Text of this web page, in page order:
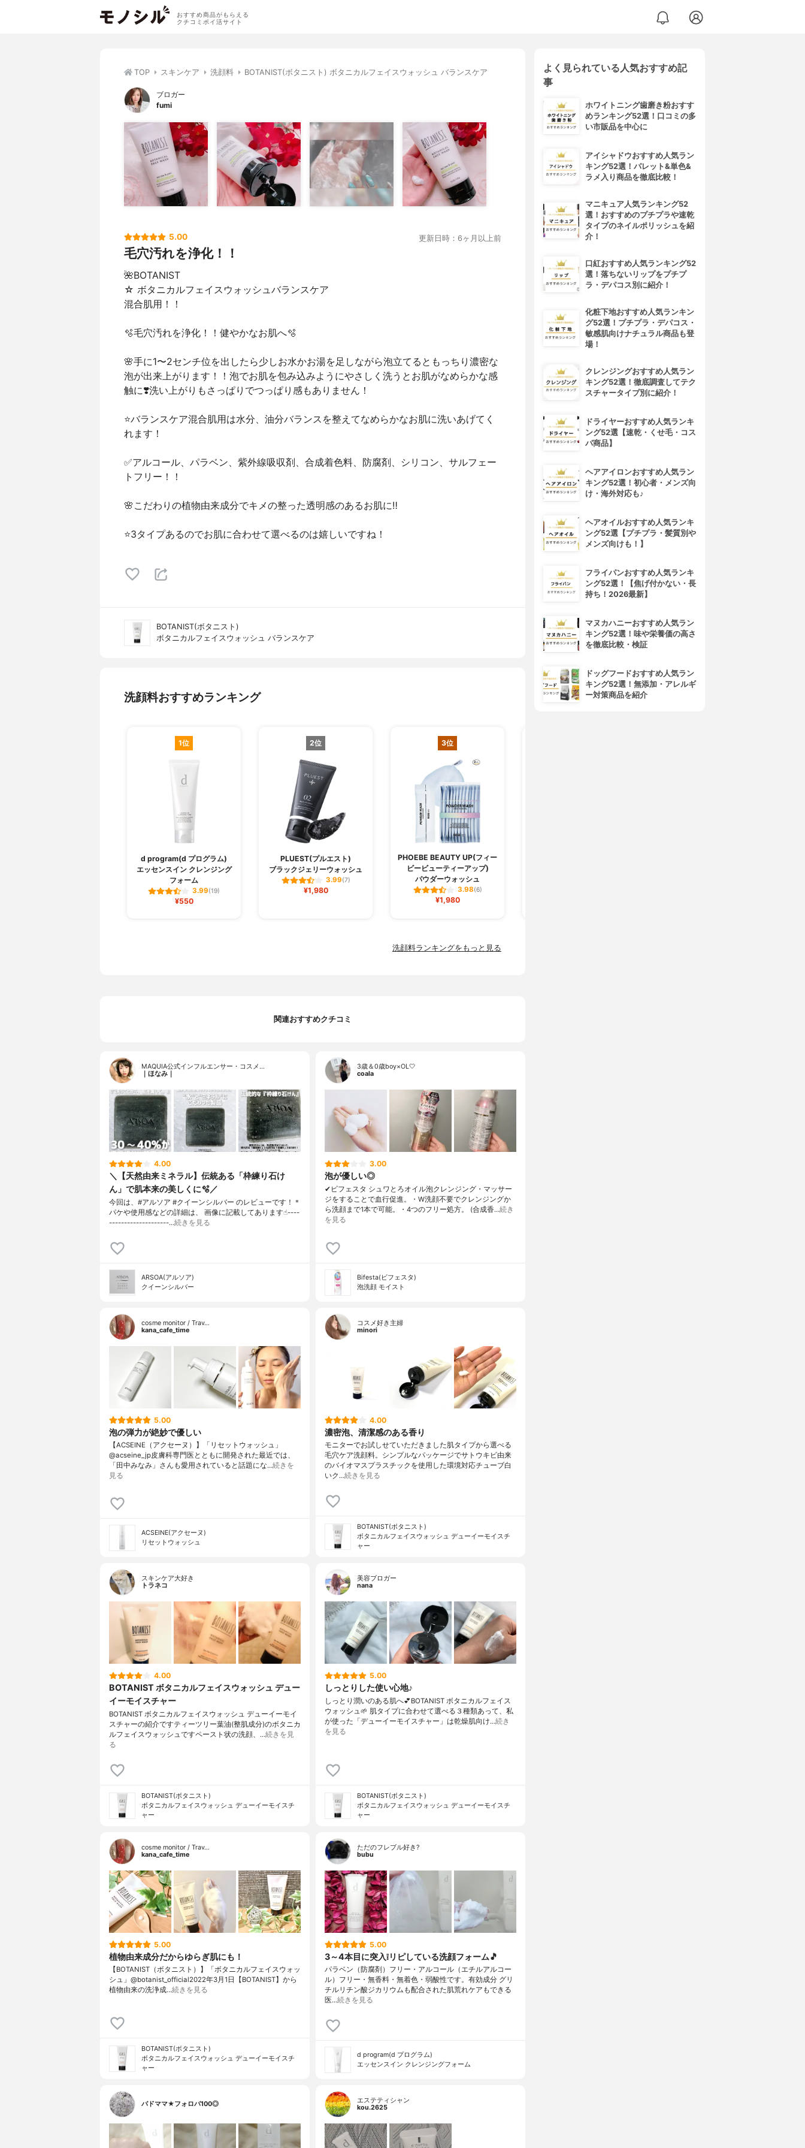
おすすめ商品がもらえる
クチコミポイ活サイト
TOP スキンケア 洗顔料 BOTANIST(ボタニスト) ボタニカルフェイスウォッシュ バランスケア
ブロガー
fumi
5.00 更新日時：6ヶ月以上前
毛穴汚れを浄化！！
🌺BOTANIST
☆ ボタニカルフェイスウォッシュバランスケア
混合肌用！！
🫧毛穴汚れを浄化！！健やかなお肌へ🫧
🌸手に1〜2センチ位を出したら少しお水かお湯を足しながら泡立てるともっちり濃密な
泡が出来上がります！！泡でお肌を包み込みようにやさしく洗うとお肌がなめらかな感
触に❣️洗い上がりもさっぱりでつっぱり感もありません！
⭐️バランスケア混合肌用は水分、油分バランスを整えてなめらかなお肌に洗いあげてく
れます！
✅アルコール、パラベン、紫外線吸収剤、合成着色料、防腐剤、シリコン、サルフェー
トフリー！！
🌸こだわりの植物由来成分でキメの整った透明感のあるお肌に‼️
⭐️3タイプあるのでお肌に合わせて選べるのは嬉しいですね！
BOTANIST(ボタニスト)
ボタニカルフェイスウォッシュ バランスケア
洗顔料おすすめランキング
1位
d program(d プログラム)
エッセンスイン クレンジング
フォーム
3.99(19)
¥550
2位
PLUEST(プルエスト)
ブラックジェリーウォッシュ
3.99(7)
¥1,980
3位
PHOEBE BEAUTY UP(フィー
ビービューティーアップ)
パウダーウォッシュ
3.98(6)
¥1,980
洗顔料ランキングをもっと見る
関連おすすめクチコミ
MAQUIA公式インフルエンサー・コスメ…
｜ほなみ｜
4.00
＼【天然由来ミネラル】伝統ある「枠練り石け
ん」で肌本来の美しくに🫧／
今回は、#アルソア #クイーンシルバー のレビューです！＊
パケや使用感などの詳細は、 画像に記載してあります☝︎----
--------------------…続きを見る
ARSOA(アルソア)
クイーンシルバー
3歳＆0歳boy×OL🤍
coala
3.00
泡が優しい◎
✔︎ビフェスタ シュワとろオイル泡クレンジング・マッサー
ジをすることで血行促進。・W洗顔不要でクレンジングか
ら洗顔まで1本で可能。・4つのフリー処方。 (合成香…続き
を見る
Bifesta(ビフェスタ)
泡洗顔 モイスト
cosme monitor / Trav…
kana_cafe_time
5.00
泡の弾力が絶妙で優しい
【ACSEINE（アクセーヌ）】「リセットウォッシュ」
@acseine_jp皮膚科専門医とともに開発された最近では、
「田中みなみ」さんも愛用されていると話題にな…続きを
見る
ACSEINE(アクセーヌ)
リセットウォッシュ
コスメ好き主婦
minori
4.00
濃密泡、清潔感のある香り
モニターでお試しせていただきました肌タイプから選べる
毛穴ケア洗顔料。シンプルなパッケージでサトウキビ由来
のバイオマスプラスチックを使用した環境対応チューブ白
いク…続きを見る
BOTANIST(ボタニスト)
ボタニカルフェイスウォッシュ デューイーモイスチ
ャー
スキンケア大好き
トラネコ
4.00
BOTANIST ボタニカルフェイスウォッシュ デュー
イーモイスチャー
BOTANIST ボタニカルフェイスウォッシュ デューイーモイ
スチャーの紹介ですティーツリー葉油(整肌成分)のボタニカ
ルフェイスウォッシュですペースト状の洗顔、…続きを見
る
BOTANIST(ボタニスト)
ボタニカルフェイスウォッシュ デューイーモイスチ
ャー
美容ブロガー
nana
5.00
しっとりした使い心地♪
しっとり潤いのある肌へ💕BOTANIST ボタニカルフェイス
ウォッシュ🌱 肌タイプに合わせて選べる３種類あって、私
が使った「デューイーモイスチャー」は乾燥肌向け…続き
を見る
BOTANIST(ボタニスト)
ボタニカルフェイスウォッシュ デューイーモイスチ
ャー
cosme monitor / Trav…
kana_cafe_time
5.00
植物由来成分だからゆらぎ肌にも！
【BOTANIST（ボタニスト）】「ボタニカルフェイスウォッ
シュ」@botanist_official2022年3月1日【BOTANIST】から
植物由来の洗浄成…続きを見る
BOTANIST(ボタニスト)
ボタニカルフェイスウォッシュ デューイーモイスチ
ャー
ただのフレブル好き?
bubu
5.00
3～4本目に突入❕リピしている洗顔フォーム🎵
パラベン（防腐剤）フリー・アルコール（エチルアルコー
ル）フリー・無香料・無着色・弱酸性です。有効成分 グリ
チルリチン酸ジカリウムも配合された肌荒れケアもできる
医…続きを見る
d program(d プログラム)
エッセンスイン クレンジングフォーム
バドママ★フォロバ100◎
エステティシャン
kou.2625
よく見られている人気おすすめ記
事
ホワイトニング歯磨き粉おすす
めランキング52選！口コミの多
い市販品を中心に
アイシャドウおすすめ人気ラン
キング52選！パレット&単色&
ラメ入り商品を徹底比較！
マニキュア人気ランキング52
選！おすすめのプチプラや速乾
タイプのネイルポリッシュを紹
介！
口紅おすすめ人気ランキング52
選！落ちないリップをプチプ
ラ・デパコス別に紹介！
化粧下地おすすめ人気ランキン
グ52選！プチプラ・デパコス・
敏感肌向けナチュラル商品も登
場！
クレンジングおすすめ人気ラン
キング52選！徹底調査してテク
スチャータイプ別に紹介！
ドライヤーおすすめ人気ランキ
ング52選【速乾・くせ毛・コス
パ商品】
ヘアアイロンおすすめ人気ラン
キング52選！初心者・メンズ向
け・海外対応も♪
ヘアオイルおすすめ人気ランキ
ング52選【プチプラ・髪質別や
メンズ向けも！】
フライパンおすすめ人気ランキ
ング52選！【焦げ付かない・長
持ち！2026最新】
マヌカハニーおすすめ人気ラン
キング52選！味や栄養価の高さ
を徹底比較・検証
ドッグフードおすすめ人気ラン
キング52選！無添加・アレルギ
ー対策商品を紹介